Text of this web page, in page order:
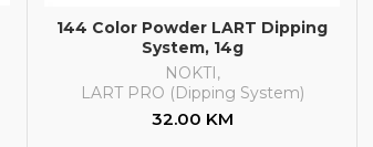
144 Color Powder LART Dipping
System, 14g
NOKTI,
LART PRO (Dipping System)
32.00 KM